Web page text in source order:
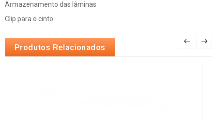
Armazenamento das lâminas
Clip para o cinto
Produtos Relacionados